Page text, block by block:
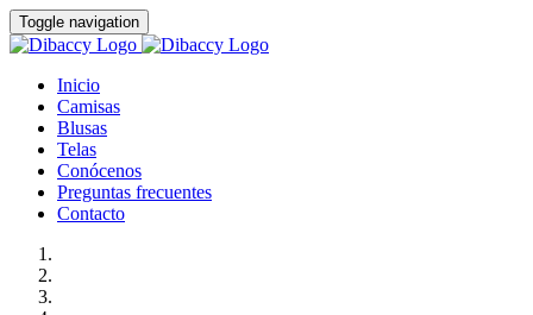
Toggle navigation
Inicio
Camisas
Blusas
Telas
Conócenos
Preguntas frecuentes
Contacto